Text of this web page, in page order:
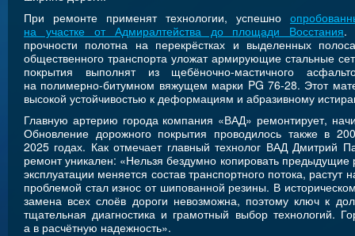
При ремонте применят технологии, успешно
на участке от Адмиралтейства до площади Восстания.
прочности полотна на перекрёстках и выделенных
общественного транспорта уложат армирующие стальные
покрытия выполнят из щебёночно-мастичного
на полимерно-битумном вяжущем марки PG 76-28. Этот
высокой устойчивостью к деформациям и абразивному
Главную артерию города компания «ВАД» ремонтирует,
Обновление дорожного покрытия проводилось также в
2025 годах. Как отмечает главный технолог ВАД Дмитрий
ремонт уникален: «Нельзя бездумно копировать
эксплуатации меняется состав транспортного потока, растут
проблемой стал износ от шипованной резины. В
замена всех слоёв дороги невозможна, поэтому ключ к
тщательная диагностика и грамотный выбор технологий.
а в расчётную надежность».